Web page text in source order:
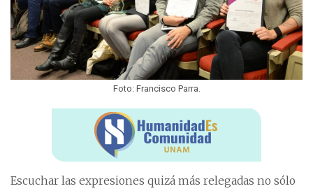
Foto: Francisco Parra.
Escuchar las expresiones quizá más relegadas no sólo